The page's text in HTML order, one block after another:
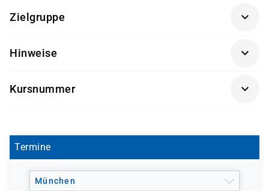
Vorkenntnisse mitbringen:
Zielgruppe
Hinweise
Software-Version nach Kundenwunsch
Kursnummer
Termine
München